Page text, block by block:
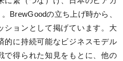
BrewGoodの立ち上げ時から、
ションとして掲げています。大
的に持続可能なビジネスモデル
で得られた知見をもとに、他の